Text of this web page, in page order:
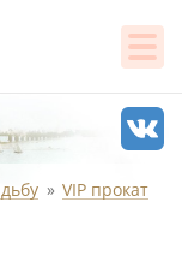
VIP прокат